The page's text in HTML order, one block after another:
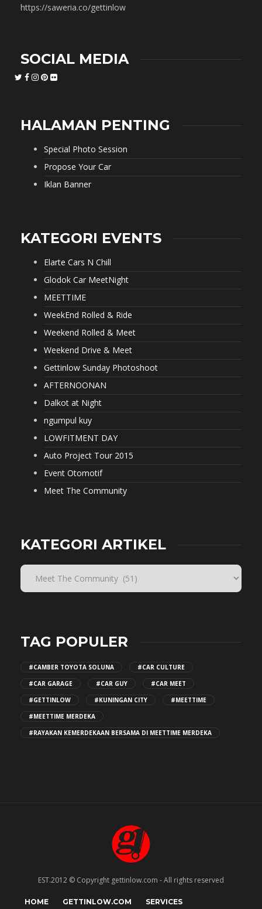
https://saweria.co/gettinlow
SOCIAL MEDIA
HALAMAN PENTING
Special Photo Session
Propose Your Car
Iklan Banner
KATEGORI EVENTS
Elarte Cars N Chill
Glodok Car MeetNight
MEETTIME
WeekEnd Rolled & Ride
Weekend Rolled & Meet
Weekend Drive & Meet
Gettinlow Sunday Photoshoot
AFTERNOONAN
Dalkot at Night
ngumpul kuy
LOWFITMENT DAY
Auto Project Tour 2015
Event Otomotif
Meet The Community
KATEGORI ARTIKEL
TAG POPULER
#CAMBER TOYOTA SOLUNA
#CAR CULTURE
#CAR GARAGE
#CAR GUY
#CAR MEET
#GETTINLOW
#KUNINGAN CITY
#MEETTIME
#MEETTIME MERDEKA
#RAYAKAN KEMERDEKAAN BERSAMA DI MEETTIME MERDEKA
EST.2012 © Copyright gettinlow.com - All rights reserved
HOME GETTINLOW.COM SERVICES